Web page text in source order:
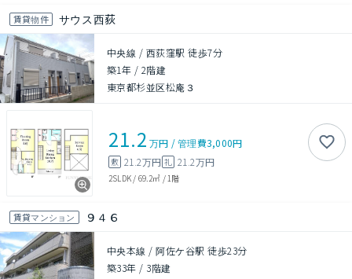
賃貸物件 サウス西荻
中央線 / 西荻窪駅 徒歩7分
築1年 / 2階建
東京都杉並区松庵３
21.2 万円 /管理費3,000円
敷 21.2万円 礼 21.2万円
2SLDK / 69.2㎡ / 1階
賃貸マンション ９４６
中央本線 / 阿佐ケ谷駅 徒歩23分
築33年 / 3階建